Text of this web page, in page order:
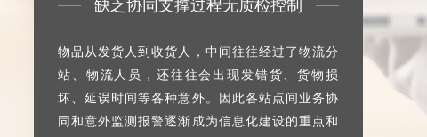
缺乏协同支撑过程无质检控制
物品从发货人到收货人，中间往往经过了物流分
站、物流人员，还往往会出现发错货、货物损
坏、延误时间等各种意外。因此各站点间业务协
同和意外监测报警逐渐成为信息化建设的重点和